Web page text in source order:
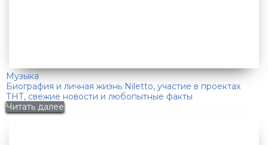
Музыка
Биография и личная жизнь Niletto, участие в проектах
ТНТ, свежие новости и любопытные факты
Читать далее